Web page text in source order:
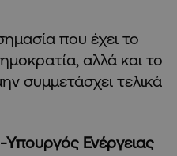
που έχει το
αλλά και το
συμμετάσχει τελικά
Ενέργειας